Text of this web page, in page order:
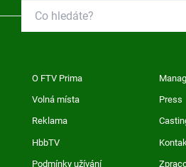
O FTV Prima
Volná místa Press
Reklama
HbbTV
Podmínky užívání